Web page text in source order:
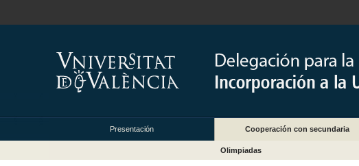
Presentación Cooperación con secundaria
Olimpiadas